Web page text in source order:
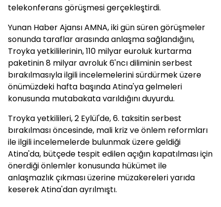
telekonferans görüşmesi gerçekleştirdi.
Yunan Haber Ajansı AMNA, iki gün süren görüşmeler
sonunda taraflar arasında anlaşma sağlandığını,
Troyka yetkililerinin, 110 milyar euroluk kurtarma
paketinin 8 milyar avroluk 6'ncı diliminin serbest
bırakılmasıyla ilgili incelemelerini sürdürmek üzere
önümüzdeki hafta başında Atina'ya gelmeleri
konusunda mutabakata varıldığını duyurdu.
Troyka yetkilileri, 2 Eylül'de, 6. taksitin serbest
bırakılması öncesinde, mali kriz ve önlem reformları
ile ilgili incelemelerde bulunmak üzere geldiği
Atina'da, bütçede tespit edilen açığın kapatılması için
önerdiği önlemler konusunda hükümet ile
anlaşmazlık çıkması üzerine müzakereleri yarıda
keserek Atina'dan ayrılmıştı.